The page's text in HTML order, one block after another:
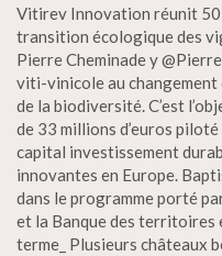
Vitirev Innovation réunit 50
transition écologique des
Pierre Cheminade y
viti-vinicole au
de la biodiversité. C’est
de 33 millions d’euros
capital investissement
innovantes en Europe.
dans le programme porté
et la Banque des territoires
terme_ Plusieurs châteaux